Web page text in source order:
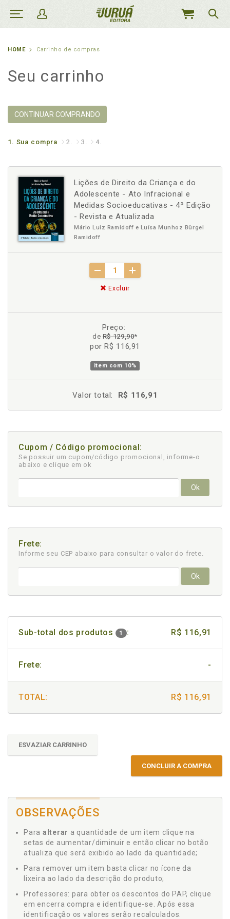
MEU
HOME Carrinho de compras
Seu carrinho
CONTINUAR COMPRANDO
1. Sua compra 2. 3. 4.
Lições de Direito da Criança e do
Adolescente - Ato Infracional e
Medidas Socioeducativas - 4ª Edição
- Revista e Atualizada
Mário Luiz Ramidoff e Luísa Munhoz Bürgel
Ramidoff
Excluir
Preço:
deR$ 129,90*
por R$ 116,91
item com 10%
Valor total: R$ 116,91
Cupom / Código promocional:
Se possuir um cupom/código promocional, informe-o
abaixo e clique em ok
Ok
Frete:
Informe seu CEP abaixo para consultar o valor do frete.
Ok
Sub-total dos produtos 1 : R$ 116,91
Frete: -
TOTAL: R$ 116,91
ESVAZIAR CARRINHO
CONCLUIR A COMPRA
OBSERVAÇÕES
Para alterar a quantidade de um item clique na
setas de aumentar/diminuir e então clicar no botão
atualiza que será exibido ao lado da quantidade;
Para remover um item basta clicar no ícone da
lixeira ao lado da descrição do produto;
Professores: para obter os descontos do PAP, clique
em encerra compra e identifique-se. Após essa
identificação os valores serão recalculados.